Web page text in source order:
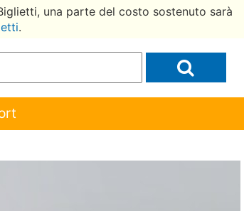
una parte del costo sostenuto sarà
.